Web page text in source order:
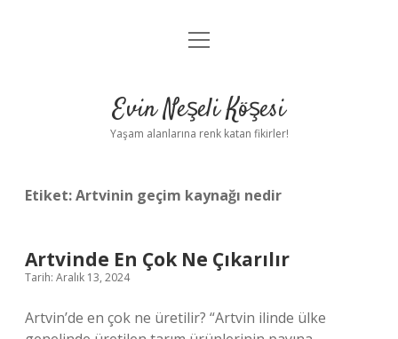
Anasayfa
Yasal Uyarı
menüyü
Evin Neşeli Köşesi
Yaşam alanlarına renk katan fikirler!
Etiket:Artvinin geçim kaynağı nedir
Artvinde En Çok Ne Çıkarılır
Tarih: Aralık 13, 2024
Artvin’de en çok ne üretilir? “Artvin ilinde ülke